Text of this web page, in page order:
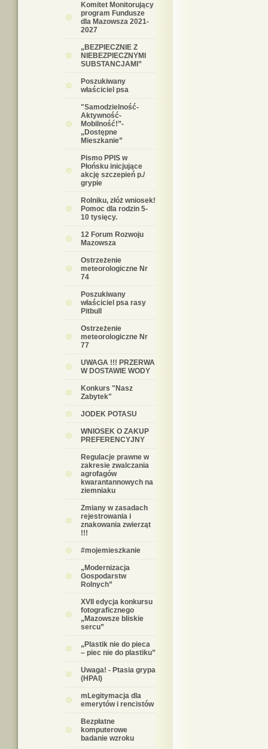
Komitet Monitorujący
program Fundusze
dla Mazowsza 2021-
2027
„BEZPIECZNIE Z
NIEBEZPIECZNYMI
SUBSTANCJAMI”
Poszukiwany
właściciel psa
"Samodzielność-
Aktywność-
Mobilność!”-
„Dostępne
Mieszkanie”
Pismo PPIS w
Płońsku inicjujące
akcję szczepień p./
grypie
Rolniku, złóż wniosek!
Pomoc dla rodzin 5-
10 tysięcy.
12 Forum Rozwoju
Mazowsza
Ostrzeżenie
meteorologiczne Nr
74
Poszukiwany
właściciel psa rasy
Pitbull
Ostrzeżenie
meteorologiczne Nr
77
UWAGA !!! PRZERWA
W DOSTAWIE WODY
Konkurs "Nasz
Zabytek"
JODEK POTASU
WNIOSEK O ZAKUP
PREFERENCYJNY
Regulacje prawne w
zakresie zwalczania
agrofagów
kwarantannowych na
ziemniaku
Zmiany w zasadach
rejestrowania i
znakowania zwierząt
!!!
#mojemieszkanie
„Modernizacja
Gospodarstw
Rolnych”
XVII edycja konkursu
fotograficznego
„Mazowsze bliskie
sercu”
„Plastik nie do pieca
– piec nie do plastiku”
Uwaga! - Ptasia grypa
(HPAI)
mLegitymacja dla
emerytów i rencistów
Bezpłatne
komputerowe
badanie wzroku